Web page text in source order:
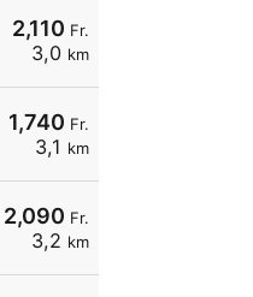
2,110 Fr.
3,0 km
1,740 Fr.
3,1 km
2,090 Fr.
3,2 km